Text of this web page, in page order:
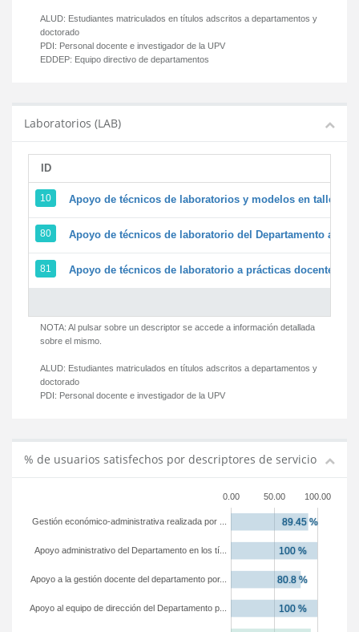
ALUD: Estudiantes matriculados en títulos adscritos a departamentos y
doctorado
PDI: Personal docente e investigador de la UPV
EDDEP: Equipo directivo de departamentos
Laboratorios (LAB)
ID
10 Apoyo de técnicos de laboratorios y modelos en
80 Apoyo de técnicos de laboratorio del Departamento a la
81 Apoyo de técnicos de laboratorio a prácticas docentes y
NOTA: Al pulsar sobre un descriptor se accede a información detallada
sobre el mismo.
ALUD: Estudiantes matriculados en títulos adscritos a departamentos y
doctorado
PDI: Personal docente e investigador de la UPV
% de usuarios satisfechos por descriptores de servicio
0.00 50.00 100.00
Apoyo al equipo de dirección del Departamento p...
Apoyo a la gestión docente del departamento por...
Apoyo administrativo del Departamento en los tí...
Gestión económico-administrativa realizada por ...